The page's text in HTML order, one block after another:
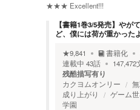
★★★ Excellent!!!
【書籍1巻3/5発売】や
ど、僕には荷が重かった
★9,841 書籍化
連載中 43話 147,472
残酷描写有り
カクヨムオンリー
成り上がり
ゲーム
学園